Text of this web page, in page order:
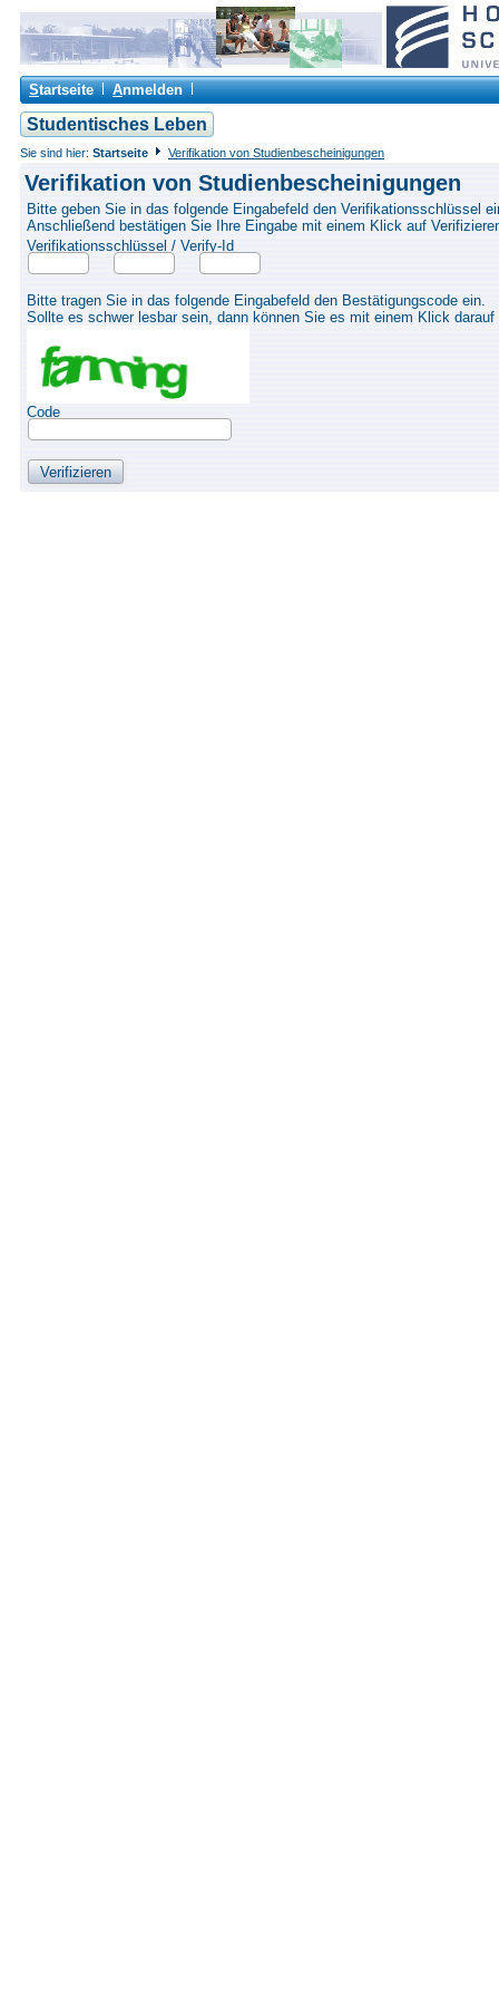
Startseite Anmelden
Studentisches Leben
Sie sind hier: Startseite Verifikation von Studienbescheinigungen
Verifikation von Studienbescheinigungen
Bitte geben Sie in das folgende Eingabefeld den Verifikationsschlüssel
Anschließend bestätigen Sie Ihre Eingabe mit einem Klick auf
Verifikationsschlüssel / Verify-Id
Bitte tragen Sie in das folgende Eingabefeld den Bestätigungscode ein.
Sollte es schwer lesbar sein, dann können Sie es mit einem Klick darauf
Code